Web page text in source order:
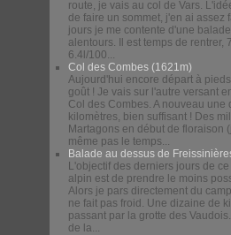
route, je vais au col de Vars.
de faire un sommet, j'en ai assez
jours je me contente d'une
alentours. Il est temps de rentrer,
6.4l/100...
Col des Combes (1621m)
Aujourd'hui encore départ à
goût ! Je vais sur l'autre versant
Col des Combes. A nouveau une
kilomètres, bien suffisant ! Des
Martagons en début de floraison
même pas le temps...
Balade au dessus de
L'objectif des derniers jours de
alpin est de prendre le moins
Alors je pars directement du
ne fait pas froid. Une dizaine de
passant par la grotte des
de la...